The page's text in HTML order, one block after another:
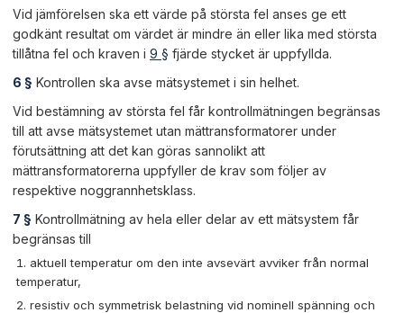
Vid jämförelsen ska ett värde på största fel anses ge ett
godkänt resultat om värdet är mindre än eller lika med största
tillåtna fel och kraven i 9 § fjärde stycket är uppfyllda.
6 § Kontrollen ska avse mätsystemet i sin helhet.
Vid bestämning av största fel får kontrollmätningen begränsas
till att avse mätsystemet utan mättransformatorer under
förutsättning att det kan göras sannolikt att
mättransformatorerna uppfyller de krav som följer av
respektive noggrannhetsklass.
7 § Kontrollmätning av hela eller delar av ett mätsystem får
begränsas till
aktuell temperatur om den inte avsevärt avviker från normal
temperatur,
resistiv och symmetrisk belastning vid nominell spänning och